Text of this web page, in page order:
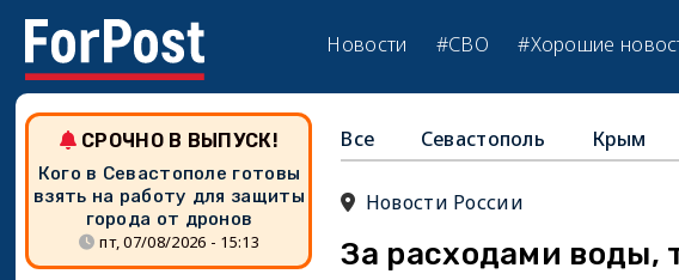
Новости #СВО #Хорошие
Все Севастополь Крым
Новости России
За расходами воды,
СРОЧНО В ВЫПУСК!
Кого в Севастополе готовы
взять на работу для защиты
города от дронов
пт, 07/08/2026 - 15:13